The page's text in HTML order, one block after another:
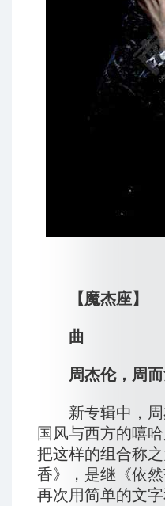
【魔杰座】
曲
周杰伦，周而
新专辑中，周
国风与西方的嘻
把这样的组合称
香》，是继《依
再次用简单的文